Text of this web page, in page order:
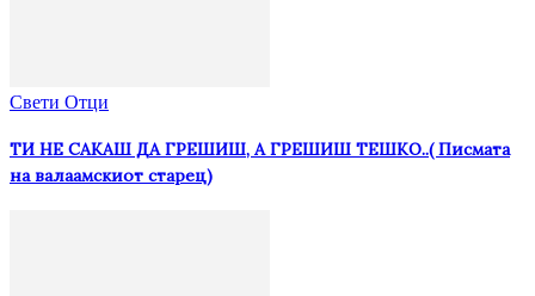
Свети Отци
ТИ НЕ САКАШ ДА ГРЕШИШ, А ГРЕШИШ ТЕШКО..( Писмата
на валаамскиот старец)